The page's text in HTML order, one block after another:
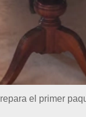
el primer